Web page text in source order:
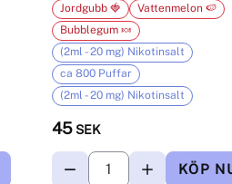
45 SEK
Jordgubb 🍓
Vattenmelon 🍉
Bubblegum 🍬
(2ml - 20 mg) Nikotinsalt
ca 800 Puffar
(2ml - 20 mg) Nikotinsalt